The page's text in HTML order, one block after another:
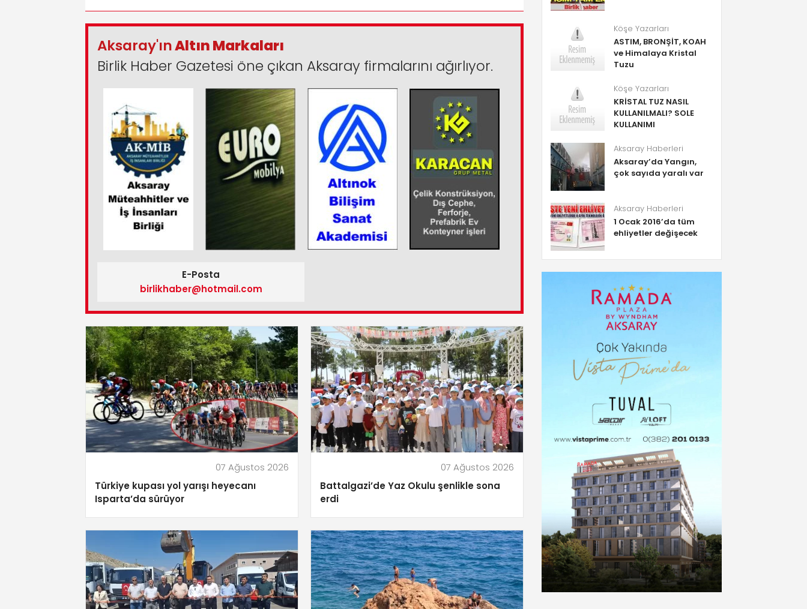
Aksaray'ınAltın Markaları
Birlik Haber Gazetesi öne çıkan Aksaray firmalarını ağırlıyor.
E-Posta
birlikhaber@hotmail.com
07 Ağustos 2026
Türkiye kupası yol yarışı heyecanı
Isparta’da sürüyor
07 Ağustos 2026
Battalgazi’de Yaz Okulu şenlikle sona
erdi
Köşe Yazarları
ASTIM, BRONŞİT, KOAH
ve Himalaya Kristal
Tuzu
Köşe Yazarları
KRİSTAL TUZ NASIL
KULLANILMALI? SOLE
KULLANIMI
Aksaray Haberleri
Aksaray’da Yangın,
çok sayıda yaralı var
Aksaray Haberleri
1 Ocak 2016’da tüm
ehliyetler değişecek